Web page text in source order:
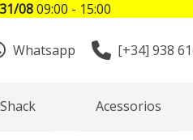
Whatsapp [+34] 938
Acessorios
31/0809:00 - 15:00